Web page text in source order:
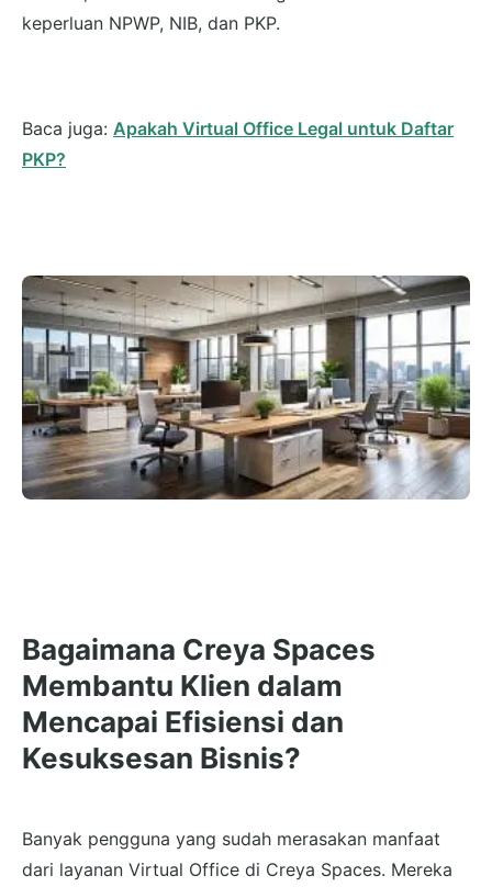
keperluan NPWP, NIB, dan PKP.
Baca juga: Apakah Virtual Office Legal untuk Daftar
PKP?
Bagaimana Creya Spaces
Membantu Klien dalam
Mencapai Efisiensi dan
Kesuksesan Bisnis?
Banyak pengguna yang sudah merasakan manfaat
dari layanan Virtual Office di Creya Spaces. Mereka